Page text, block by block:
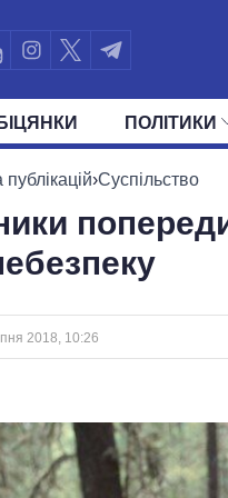
ПОЛIТИКИ
УСІ ПОЛІТИКИ ПРЕЗИДЕНТ І ОФІС
публікацій›Суспільство
2018, 10:26